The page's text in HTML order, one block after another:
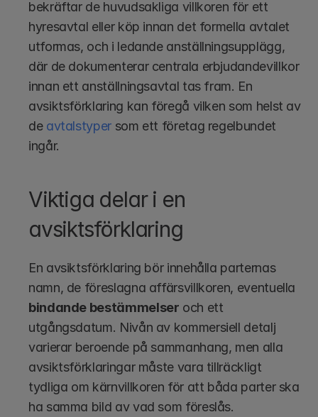
bekräftar de huvudsakliga villkoren för ett
hyresavtal eller köp innan det formella avtalet
utformas, och i ledande anställningsupplägg,
där de dokumenterar centrala erbjudandevillkor
innan ett anställningsavtal tas fram. En
avsiktsförklaring kan föregå vilken som helst av
de avtalstyper som ett företag regelbundet
ingår.
Viktiga delar i en
avsiktsförklaring
En avsiktsförklaring bör innehålla parternas
bindande bestämmelser och ett
utgångsdatum. Nivån av kommersiell detalj
varierar beroende på sammanhang, men alla
avsiktsförklaringar måste vara tillräckligt
tydliga om kärnvillkoren för att båda parter ska
ha samma bild av vad som föreslås.